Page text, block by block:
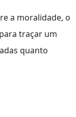
a moralidade, o
traçar um
quanto